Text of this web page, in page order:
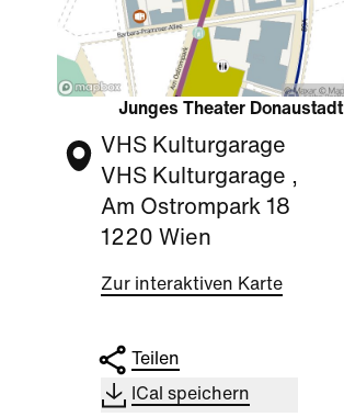
Junges Theater Donaustadt
VHS Kulturgarage
VHS Kulturgarage ,
Am Ostrompark 18
1220 Wien
Zur interaktiven Karte
Teilen
ICal speichern